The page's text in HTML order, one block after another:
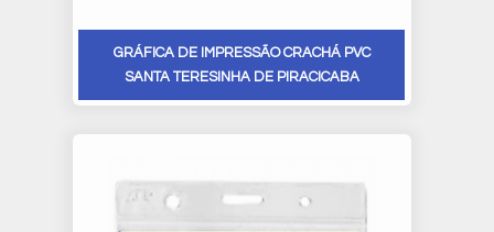
GRÁFICA DE IMPRESSÃO CRACHÁ PVC
SANTA TERESINHA DE PIRACICABA